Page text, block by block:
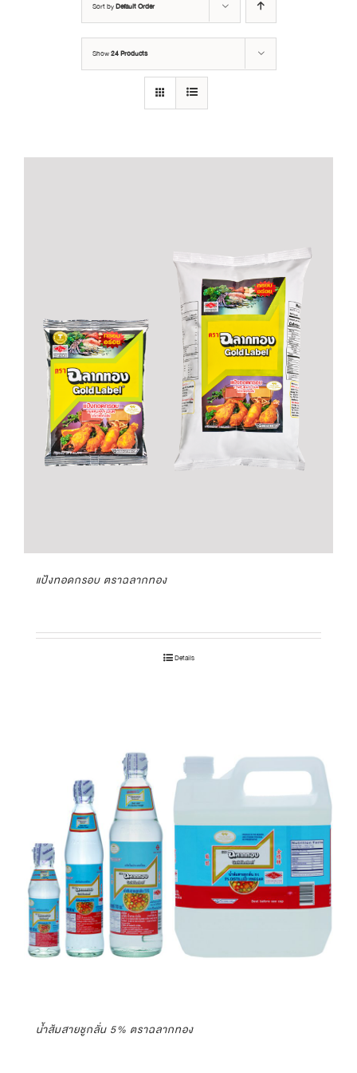
Sort byDefault Order
Show24 Products
แป้งทอดกรอบ ตราฉลากทอง
Details
น้ำส้มสายชูกลั่น 5% ตราฉลากทอง